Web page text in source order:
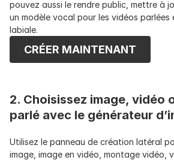
pouvez aussi le rendre public, mettre à
un modèle vocal pour les vidéos
labiale.
CRÉER MAINTENANT
2. Choisissez image, vidéo
parlé avec le générateur
Utilisez le panneau de création latéral
image, image en vidéo, montage vidéo,